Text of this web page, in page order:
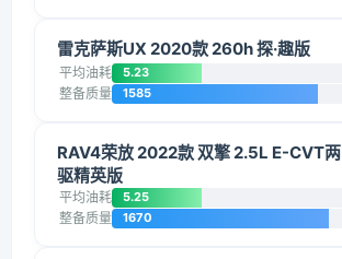
雷克萨斯UX 2020款 260h 探·趣版
平均油耗 5.23
整备质量 1585
RAV4荣放 2022款 双擎 2.5L E-CVT两
驱精英版
平均油耗 5.25
整备质量 1670